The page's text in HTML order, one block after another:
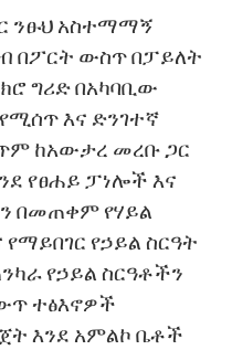
ንፁህ አስተማማኝ
በፖርት ውስጥ በፓይለት
ግሪድ በአካባቢው
እና ድንገተኛ
ከአውታረ መረቡ ጋር
የፀሐይ ፓነሎች እና
በመጠቀም የሃይል
የኃይል ስርዓት
የኃይል ስርዓቶችን
ተፅእኖዎች
እንደ አምልኮ ቤቶች